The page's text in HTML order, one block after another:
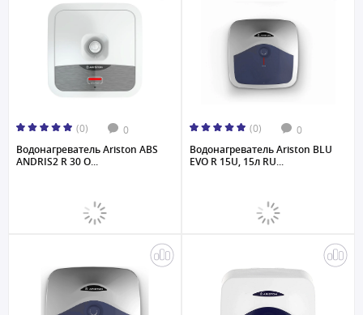
(0) 0
Водонагреватель Ariston ABS
ANDRIS2 R 30 O...
(0) 0
Водонагреватель Ariston BLU
EVO R 15U, 15л RU...